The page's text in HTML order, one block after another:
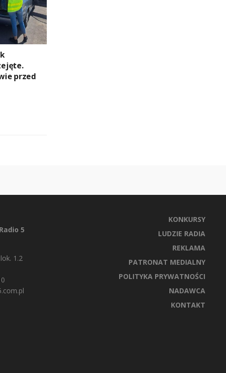
przed
5
1.2
KONKURSY
LUDZIE RADIA
REKLAMA
PATRONAT MEDIALNY
POLITYKA PRYWATNOŚCI
NADAWCA
KONTAKT